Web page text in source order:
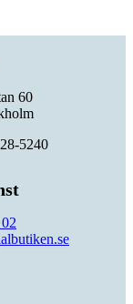
60
5240